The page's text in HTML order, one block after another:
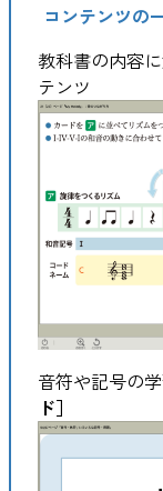
コンテンツの
教科書の内容
テンツ
音符や記号の
ド］